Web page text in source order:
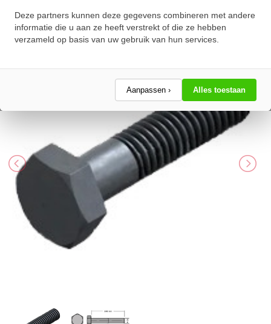
Deze partners kunnen deze gegevens combineren met andere
informatie die u aan ze heeft verstrekt of die ze hebben
verzameld op basis van uw gebruik van hun services.
Aanpassen › Alles toestaan
Schrijf een review!